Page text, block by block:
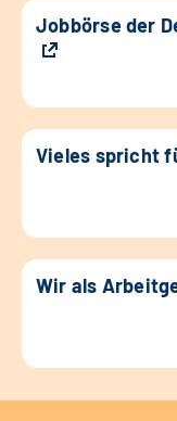
Jobbörse der
Vieles spricht
Wir als